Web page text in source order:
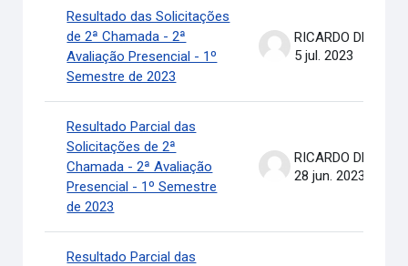
Resultado das Solicitações
de 2ª Chamada - 2ª
Avaliação Presencial - 1º
Semestre de 2023
5 jul. 2023
Resultado Parcial das
Solicitações de 2ª
Chamada - 2ª Avaliação
Presencial - 1º Semestre
de 2023
28 jun. 2023
Resultado Parcial das